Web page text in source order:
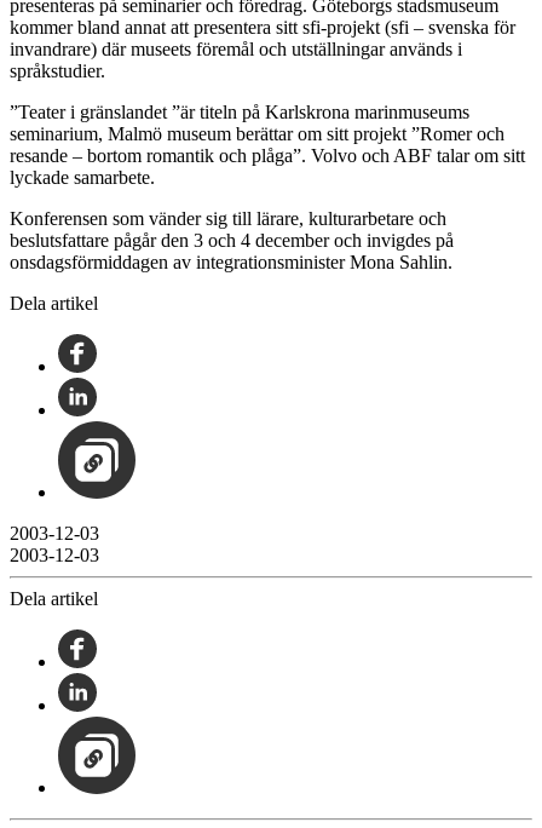
presenteras på seminarier och föredrag. Göteborgs stadsmuseum
kommer bland annat att presentera sitt sfi-projekt (sfi – svenska för
invandrare) där museets föremål och utställningar används i
språkstudier.
”Teater i gränslandet ”är titeln på Karlskrona marinmuseums
seminarium, Malmö museum berättar om sitt projekt ”Romer och
resande – bortom romantik och plåga”. Volvo och ABF talar om sitt
lyckade samarbete.
Konferensen som vänder sig till lärare, kulturarbetare och
beslutsfattare pågår den 3 och 4 december och invigdes på
onsdagsförmiddagen av integrationsminister Mona Sahlin.
Dela artikel
2003-12-03
2003-12-03
Dela artikel